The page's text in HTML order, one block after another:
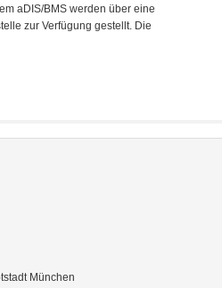
aDIS/BMS werden über eine
zur Verfügung gestellt. Die
München